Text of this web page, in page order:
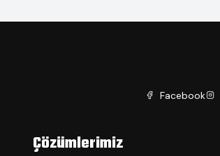
Facebook
Çözümlerimiz